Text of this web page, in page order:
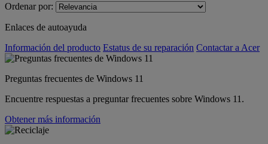
Ordenar por:
Enlaces de autoayuda
Información del producto Estatus de su reparación Contactar a Acer
Preguntas frecuentes de Windows 11
Encuentre respuestas a preguntar frecuentes sobre Windows 11.
Obtener más información